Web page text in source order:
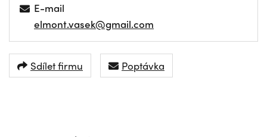
E-mail
elmont.vasek@gmail.com
Sdílet firmu Poptávka